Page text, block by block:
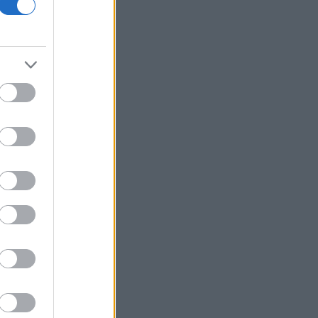
επίκεντρο
Σαουδική Αραβία δεν παραβιάζει το
ΝΑΤΟ
Η καλύτερη εβδομάδα από τον Απρίλιο
στη Wall Street - Νέο ρεκόρ για S&P
Η Ισπανία ξεκινά ελέγχους στους
ταξιδιώτες από Ιταλία - Έως τις 7
Αμερικανός αξιωματούχος:
Στενά του Ορμούζ»
το πετρέλαιο
ΗΠΑ: Η Γερουσία ενέκρινε νέες
Χαιρετίζει η Λάιεν